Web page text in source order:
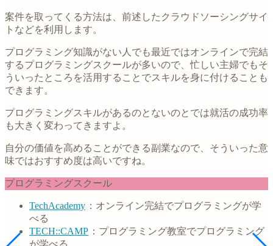
案件を取ってくる方法は、前述したクラウドソーシングサイ
トなどを利用します。
プログラミング知識がない人でも最近ではオンラインで完結
するプログラミングスクールが多いので、忙しい主婦でもそ
ういったところを活用することでスキルを身に付けることも
できます。
プログラミングスキルがあるのとないのとでは就活の成功率
も大きく変わってきますよ。
自分の価値を高めることができる副業なので、そういった意
味ではおすすめ度は高いですね。
プログラミングスクール
TechAcademy ：オンライン完結でプログラミングが学
べる
TECH::CAMP ：プログラミング教室でプログラミング